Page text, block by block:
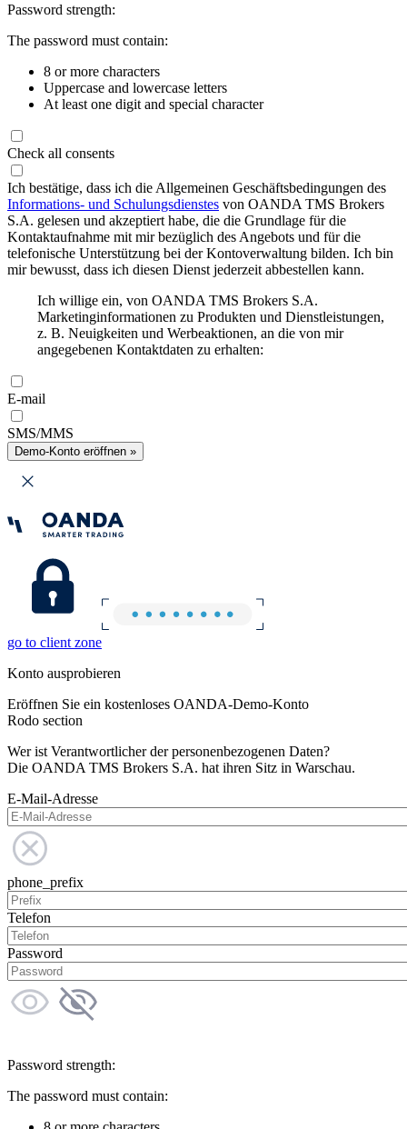
Password strength:
The password must contain:
8 or more characters
Uppercase and lowercase letters
At least one digit and special character
Check all consents
Ich bestätige, dass ich die Allgemeinen Geschäftsbedingungen des
Informations- und Schulungsdienstes von OANDA TMS Brokers
S.A. gelesen und akzeptiert habe, die die Grundlage für die
Kontaktaufnahme mit mir bezüglich des Angebots und für die
telefonische Unterstützung bei der Kontoverwaltung bilden. Ich bin
mir bewusst, dass ich diesen Dienst jederzeit abbestellen kann.
Ich willige ein, von OANDA TMS Brokers S.A.
Marketinginformationen zu Produkten und Dienstleistungen,
z. B. Neuigkeiten und Werbeaktionen, an die von mir
angegebenen Kontaktdaten zu erhalten:
E-mail
SMS/MMS
Demo-Konto eröffnen »
go to client zone
Konto ausprobieren
Eröffnen Sie ein kostenloses OANDA-Demo-Konto
Rodo section
Wer ist Verantwortlicher der personenbezogenen Daten?
Die OANDA TMS Brokers S.A. hat ihren Sitz in Warschau.
E-Mail-Adresse
phone_prefix
Telefon
Password
Password strength:
The password must contain: